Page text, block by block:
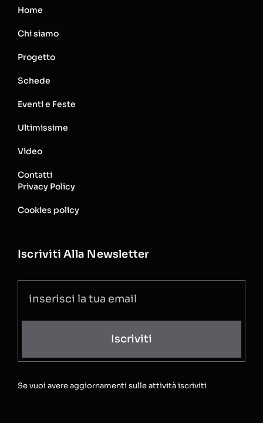
Home
Chi siamo
Progetto
Schede
Eventi e Feste
Ultimissime
Video
Contatti
Privacy Policy
Cookies policy
Iscriviti Alla Newsletter
Iscriviti
Se vuoi avere aggiornamenti sulle attività iscriviti